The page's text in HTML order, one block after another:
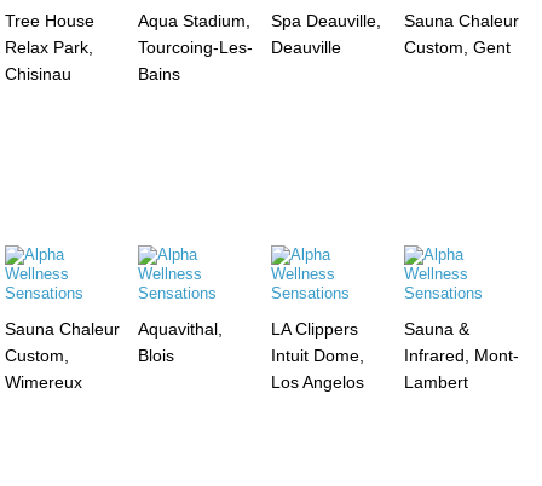
Tree House
Relax Park,
Chisinau
Aqua Stadium,
Tourcoing-Les-
Bains
Spa Deauville,
Deauville
Sauna Chaleur
Custom, Gent
Sauna Chaleur
Custom,
Wimereux
Aquavithal,
Blois
LA Clippers
Intuit Dome,
Los Angelos
Sauna &
Infrared, Mont-
Lambert